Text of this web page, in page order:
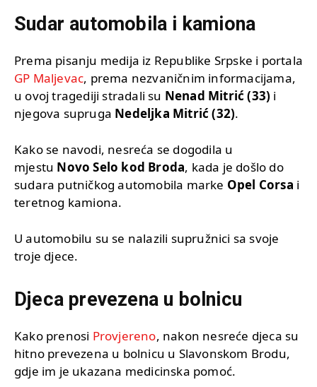
Sudar automobila i kamiona
Prema pisanju medija iz Republike Srpske i portala
GP Maljevac, prema nezvaničnim informacijama,
u ovoj tragediji stradali su Nenad Mitrić (33) i
njegova supruga Nedeljka Mitrić (32).
Kako se navodi, nesreća se dogodila u
mjestu Novo Selo kod Broda, kada je došlo do
sudara putničkog automobila marke Opel Corsa i
teretnog kamiona.
U automobilu su se nalazili supružnici sa svoje
troje djece.
Djeca prevezena u bolnicu
Kako prenosi Provjereno, nakon nesreće djeca su
hitno prevezena u bolnicu u Slavonskom Brodu,
gdje im je ukazana medicinska pomoć.